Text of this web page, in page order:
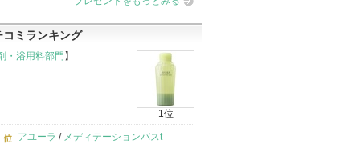
コミランキング
・浴用料部門 】
1位
アユーラ / メディテーションバスt